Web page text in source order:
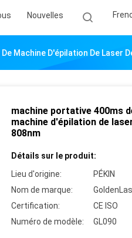
Nouvelles
Machine D'épilation De Laser
machine portative 400ms
machine d'épilation de
808nm
Détails sur le produit:
Lieu d'origine:
PÉKIN
Nom de marque:
Certification:
CE ISO
Numéro de modèle:
GL090